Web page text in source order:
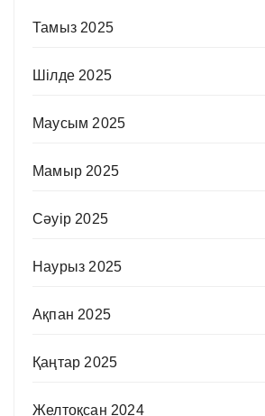
Тамыз 2025
Шілде 2025
Маусым 2025
Мамыр 2025
Сәуір 2025
Наурыз 2025
Ақпан 2025
Қаңтар 2025
Желтоқсан 2024